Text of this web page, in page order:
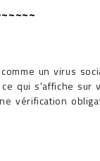
un virus
qui s'affiche sur
vérification